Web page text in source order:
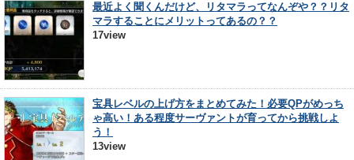
最近よく聞くんだけど、リタマラってなんぞや？？リタ
マラすることにメリットってあるの？？
17view
宝具レベルの上げ方をまとめてみた！必要QPがめっち
ゃ高い！ある程度サーヴァントが育ってから挑戦しよ
う！
13view